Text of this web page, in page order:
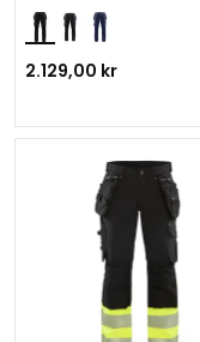
2.129,00 kr